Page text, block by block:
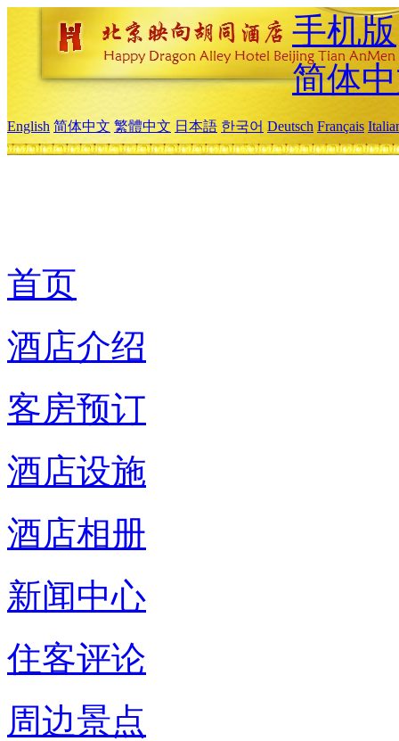
手机版
简体
English 简体中文 繁體中文 日本語 한국어 Deutsch Français
首页
酒店介绍
客房预订
酒店设施
酒店相册
新闻中心
住客评论
周边景点